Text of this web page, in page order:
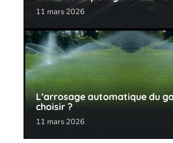
11 mars 2026
L’arrosage automatique du
choisir ?
11 mars 2026